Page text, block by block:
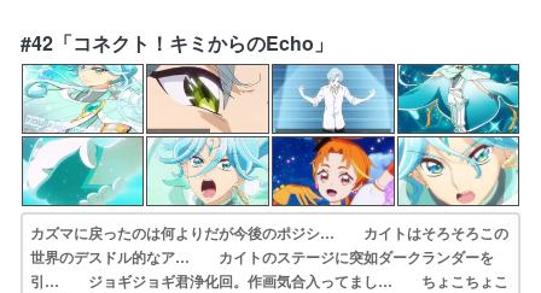
ら… 次期生徒会長のアイドルプリキュア研究会廃… 甲斐ちよ会
長、爆誕！プリキュアってこうい… 研究会が廃止になるかもしれない
のに、学校… まさに生徒会長になるために生まれてきた女…
#42「コネクト！キミからのEcho」
カズマに戻ったのは何よりだが今後のポジシ… カイトはそろそろこの
世界のデスドル的なア… カイトのステージに突如ダークランダーを
引… ジョギジョギ君浄化回。作画気合入ってまし… ちょこちょこ